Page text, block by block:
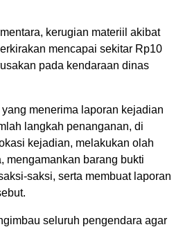
kerugian materiil akibat
mencapai sekitar Rp10
pada kendaraan dinas
menerima laporan kejadian
langkah penanganan, di
kejadian, melakukan olah
mengamankan barang bukti
saksi, serta membuat laporan
seluruh pengendara agar